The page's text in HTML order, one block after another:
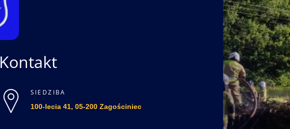
Kontakt
SIEDZIBA
100-lecia 41, 05-200 Zagościniec